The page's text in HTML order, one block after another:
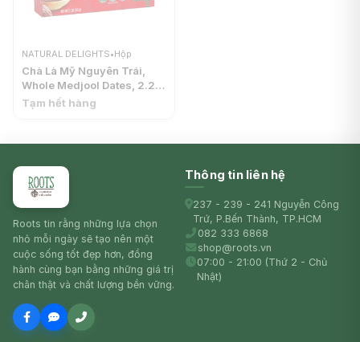
NATURAL DELIGHTS•Hộp
Chà Là Mỹ Nguyên Trái,
Whole Medjool Dates, 2.2
lbs (1kg) - NATURAL
Tạm hết hàng
Roots tin rằng những lựa chọn
nhỏ mỗi ngày sẽ tạo nên một
cuộc sống tốt đẹp hơn, đồng
hành cùng bạn bằng những giá trị
chân thật và chất lượng bền vững.
Thông tin liên hệ
237 - 239 - 241 Nguyễn Công
Trứ, P.Bến Thành, TP.HCM
082 333 6868
shop@roots.vn
07:00 - 21:00 (Thứ 2 - Chủ
Nhật)